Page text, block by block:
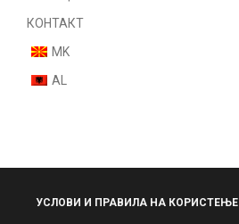
КОНТАКТ
MK
AL
УСЛОВИ И ПРАВИЛА НА КОРИСТЕЊЕ